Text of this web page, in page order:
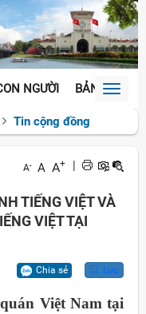
NGƯỜI BẢN SẮCToggle
Tin cộng đồng
A- A A+
TIẾNG VIỆT VÀ
VIỆT TẠI
Chia sẻ Lưu
Việt Nam tại